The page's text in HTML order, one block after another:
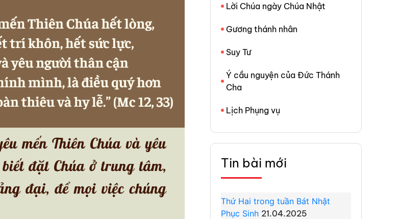
Lời Chúa ngày Chúa Nhật
Gương thánh nhân
Suy Tư
Ý cầu nguyện của Đức Thánh
Cha
Lịch Phụng vụ
Tin bài mới
Thứ Hai trong tuần Bát Nhật
Phục Sinh 21.04.2025